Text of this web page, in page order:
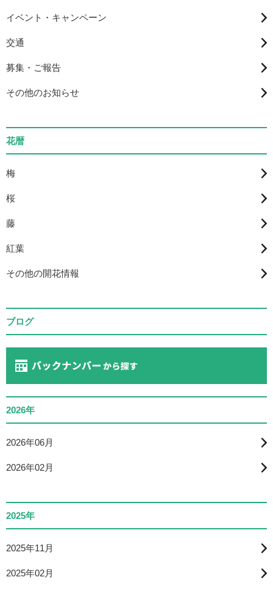
イベント・キャンペーン
交通
募集・ご報告
その他のお知らせ
花暦
梅
桜
藤
紅葉
その他の開花情報
ブログ
2026年
2026年06月
2026年02月
2025年
2025年11月
2025年02月